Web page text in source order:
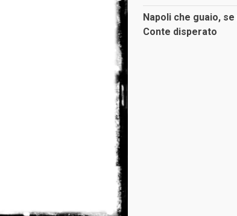
Napoli che guaio,
Conte disperato